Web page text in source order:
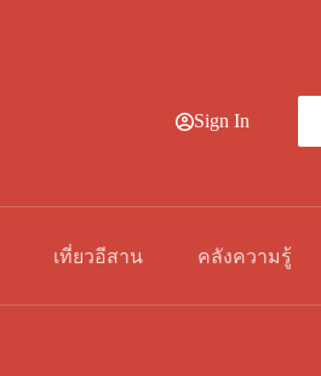
Sign In
เที่ยวอีสาน คลังความรู้